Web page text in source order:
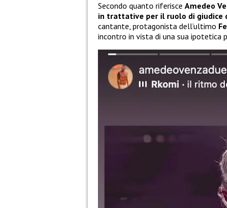
Secondo quanto riferisce Amedeo
in trattative per il ruolo di giudice
cantante, protagonista dell’ultimo
incontro in vista di una sua ipotetica